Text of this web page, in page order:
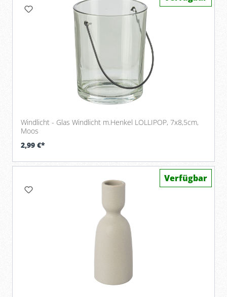
Windlicht - Glas Windlicht m.Henkel LOLLIPOP, 7x8,5cm,
Moos
2,99 €*
Verfügbar